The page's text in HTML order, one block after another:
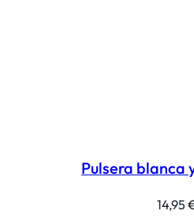
Pulsera blanca
14,95